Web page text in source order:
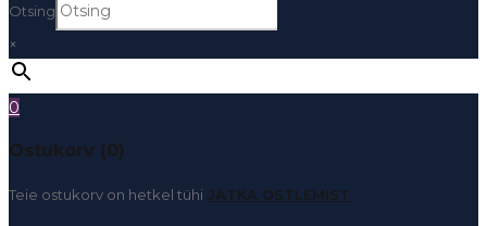
Otsing
×
0
Ostukorv (0)
Teie ostukorv on hetkel tühi JÄTKA OSTLEMIST